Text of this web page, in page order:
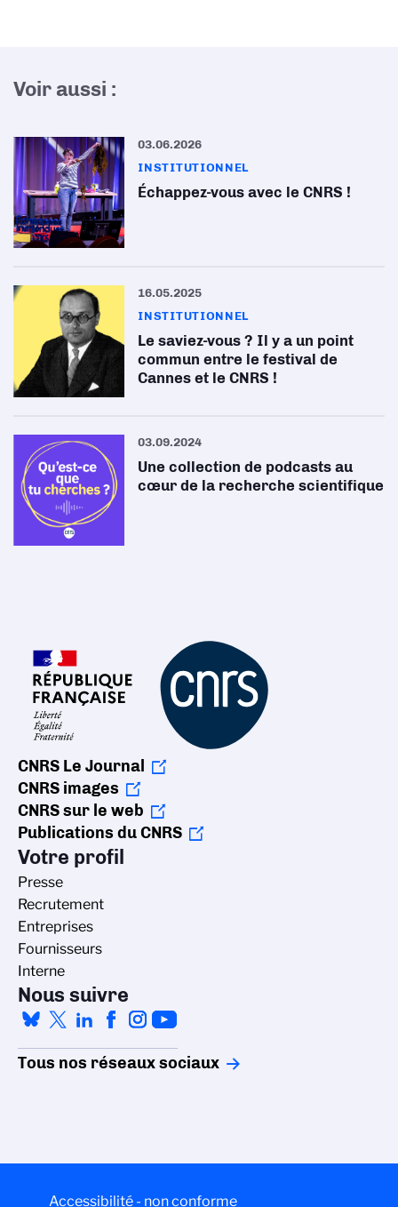
Voir aussi :
03.06.2026
INSTITUTIONNEL
Échappez-vous avec le CNRS !
16.05.2025
INSTITUTIONNEL
Le saviez-vous ? Il y a un point
commun entre le festival de
Cannes et le CNRS !
03.09.2024
Une collection de podcasts au
cœur de la recherche scientifique
CNRS Le Journal
CNRS images
CNRS sur le web
Publications du CNRS
Votre profil
Presse
Recrutement
Entreprises
Fournisseurs
Interne
Nous suivre
Tous nos réseaux sociaux
Accessibilité - non conforme